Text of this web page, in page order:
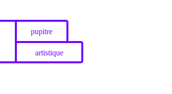
pupitre
artistique